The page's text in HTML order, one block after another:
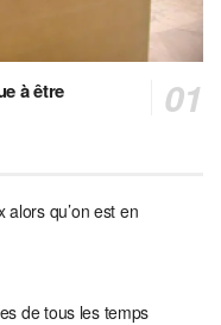
à être
qu’on est en
de tous les temps